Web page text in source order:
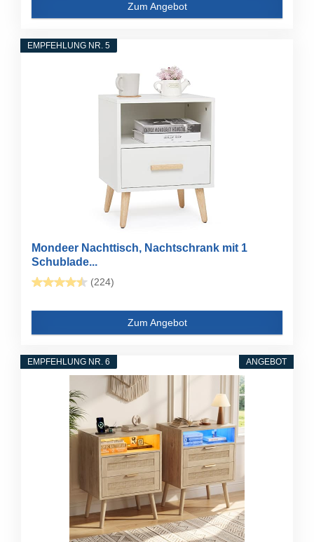
Zum Angebot
EMPFEHLUNG NR. 5
Mondeer Nachttisch, Nachtschrank mit 1
Schublade...
(224)
Zum Angebot
ANGEBOT
EMPFEHLUNG NR. 6